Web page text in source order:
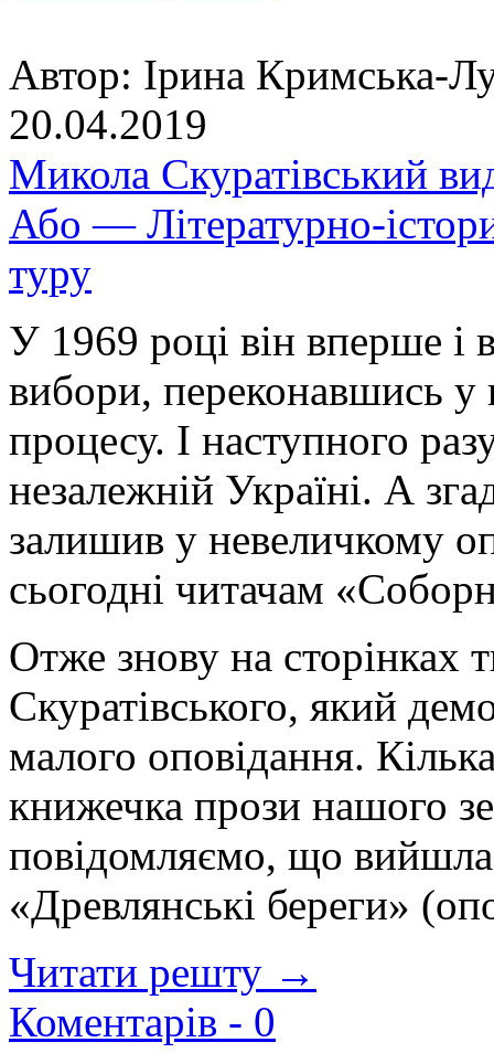
Автор: Ірина Кримська-
20.04.2019
Микола Скуратівський
Або — Літературно-
туру
У 1969 році він вперше і
вибори, переконавшись у
процесу. І наступного
незалежній Україні. А
залишив у невеличкому
сьогодні читачам
Отже знову на сторінках
Скуратівського, який
малого оповідання.
книжечка прози нашого
повідомляємо, що
«Древлянські береги»
Читати решту →
Коментарів - 0